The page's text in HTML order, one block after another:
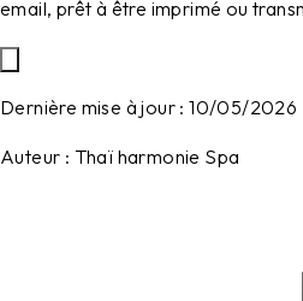
email, prêt à être imprimé ou
Dernière mise à jour : 10/05/2026
Auteur : Thaï harmonie Spa